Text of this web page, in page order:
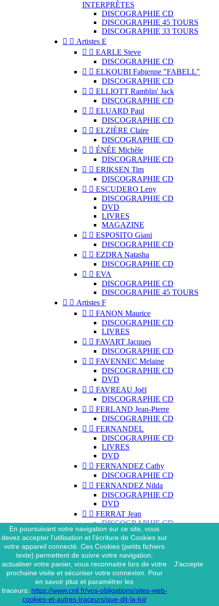
INTERPRÈTES
DISCOGRAPHIE CD
DISCOGRAPHIE 45 TOURS
DISCOGRAPHIE 33 TOURS
  Artistes E
  EARLE Steve
DISCOGRAPHIE CD
  ELKOUBI Fabienne "FABELL"
DISCOGRAPHIE CD
  ELLIOTT Ramblin' Jack
DISCOGRAPHIE CD
  ELUARD Paul
DISCOGRAPHIE CD
  ELZIÈRE Claire
DISCOGRAPHIE CD
  ÉNÉE Michèle
DISCOGRAPHIE CD
  ERIKSEN Tim
DISCOGRAPHIE CD
  ESCUDERO Leny
DISCOGRAPHIE CD
DVD
LIVRES
MAGAZINE
  ESPOSITO Giani
DISCOGRAPHIE CD
  EZDRA Natasha
DISCOGRAPHIE CD
  EVA
DISCOGRAPHIE CD
DISCOGRAPHIE 45 TOURS
  Artistes F
  FANON Maurice
DISCOGRAPHIE CD
LIVRES
  FAVART Jacques
DISCOGRAPHIE CD
  FAVENNEC Melaine
DISCOGRAPHIE CD
DVD
  FAVREAU Joël
DISCOGRAPHIE CD
  FERLAND Jean-Pierre
DISCOGRAPHIE CD
  FERNANDEL
DISCOGRAPHIE CD
LIVRES
DVD
  FERNANDEZ Cathy
DISCOGRAPHIE CD
  FERNANDEZ Nilda
DISCOGRAPHIE CD
DVD
  FERRAT Jean
DISCOGRAPHIE CD
DISCOGRAPHIE 45 TOURS
DISCOGRAPHIE 33 TOURS
DVD
MAGAZINE
  FERRAT Jean & SES
INTERPRÈTES
DISCOGRAPHIE CD
  FERRÉ Léo
En poursuivant votre navigation sur ce site, vous
devez accepter l’utilisation et l'écriture de Cookies sur
votre appareil connecté. Ces Cookies (petits fichiers
texte) permettent de suivre votre navigation,
actualiser votre panier, vous reconnaitre lors de votre
prochaine visite et sécuriser votre connexion. Pour
en savoir plus et paramétrer les
traceurs: https://www.cnil.fr/vos-obligations/sites-web-
cookies-et-autres-traceurs/que-dit-la-loi/
J'accepte